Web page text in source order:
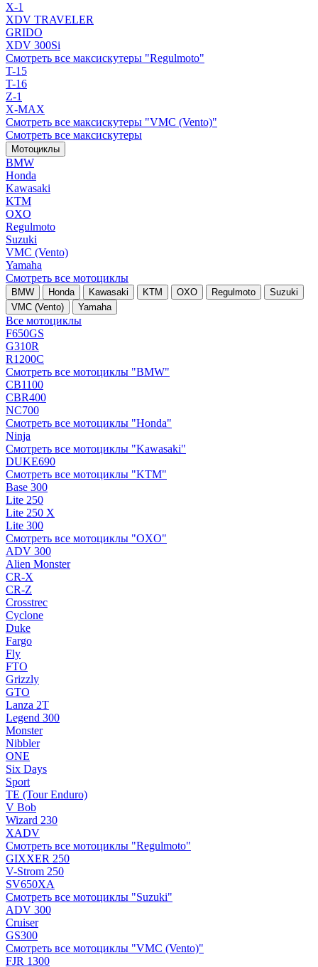
X-1
XDV TRAVELER
GRIDO
XDV 300Si
Смотреть все максискутеры "Regulmoto"
T-15
T-16
Z-1
X-MAX
Смотреть все максискутеры "VMC (Vento)"
Смотреть все максискутеры
Мотоциклы
BMW
Honda
Kawasaki
KTM
OXO
Regulmoto
Suzuki
VMC (Vento)
Yamaha
Смотреть все мотоциклы
BMW Honda Kawasaki KTM OXO Regulmoto
Suzuki
VMC (Vento)
Yamaha
Все мотоциклы
F650GS
G310R
R1200C
Смотреть все мотоциклы "BMW"
CB1100
CBR400
NC700
Смотреть все мотоциклы "Honda"
Ninja
Смотреть все мотоциклы "Kawasaki"
DUKE690
Смотреть все мотоциклы "KTM"
Base 300
Lite 250
Lite 250 X
Lite 300
Смотреть все мотоциклы "OXO"
ADV 300
Alien Monster
CR-X
CR-Z
Crosstrec
Cyclone
Duke
Fargo
Fly
FTO
Grizzly
GTO
Lanza 2T
Legend 300
Monster
Nibbler
ONE
Six Days
Sport
TE (Tour Enduro)
V Bob
Wizard 230
XADV
Смотреть все мотоциклы "Regulmoto"
GIXXER 250
V-Strom 250
SV650XA
Смотреть все мотоциклы "Suzuki"
ADV 300
Cruiser
GS300
Смотреть все мотоциклы "VMC (Vento)"
FJR 1300